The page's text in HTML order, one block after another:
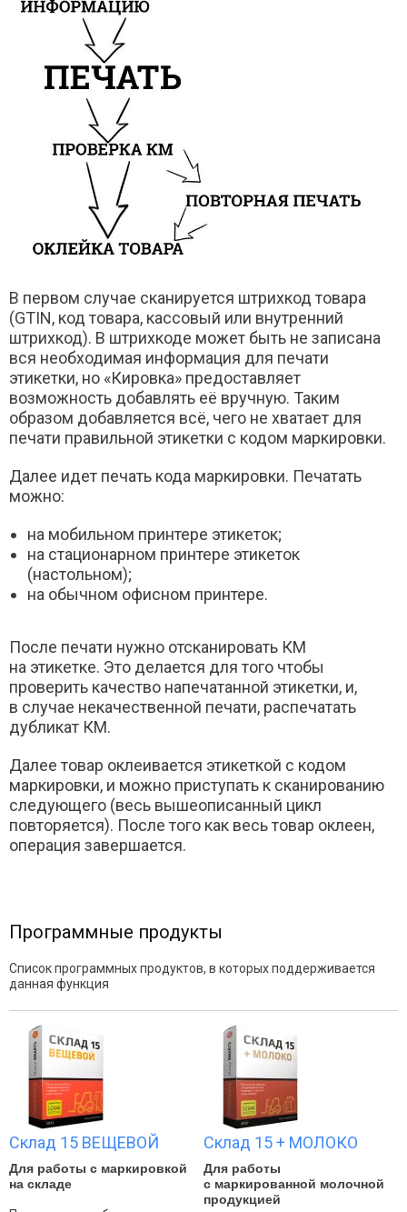
В первом случае сканируется штрихкод товара
(GTIN, код товара, кассовый или внутренний
штрихкод). В штрихкоде может быть не записана
вся необходимая информация для печати
этикетки, но «Кировка» предоставляет
возможность добавлять её вручную. Таким
образом добавляется всё, чего не хватает для
печати правильной этикетки с кодом маркировки.
Далее идет печать кода маркировки. Печатать
можно:
на мобильном принтере этикеток;
на стационарном принтере этикеток
(настольном);
на обычном офисном принтере.
После печати нужно отсканировать КМ
на этикетке. Это делается для того чтобы
проверить качество напечатанной этикетки, и,
в случае некачественной печати, распечатать
дубликат КМ.
Далее товар оклеивается этикеткой с кодом
маркировки, и можно приступать к сканированию
следующего (весь вышеописанный цикл
повторяется). После того как весь товар оклеен,
операция завершается.
Программные продукты
Список программных продуктов, в которых поддерживается
данная функция
Склад 15 ВЕЩЕВОЙ
Для работы с маркировкой
на складе
Склад 15 + МОЛОКО
Для работы
с маркированной молочной
продукцией